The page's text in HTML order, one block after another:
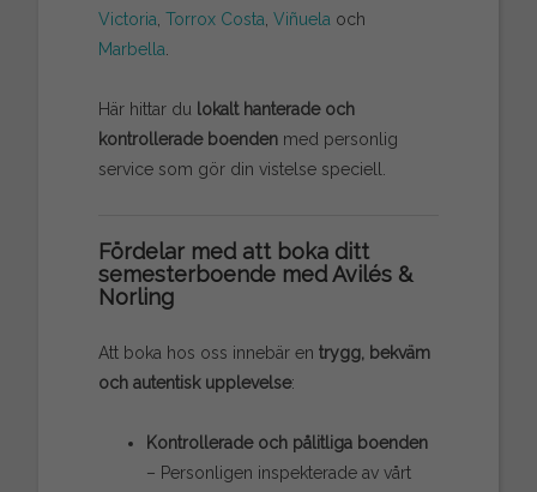
Victoria Torrox Costa Viñuela och
Marbella
Här hittar du lokalt hanterade och
kontrollerade boendenmed personlig
service som gör din vistelse speciell.
Fördelar med att boka ditt
semesterboende med Avilés &
Norling
Att boka hos oss innebär en trygg, bekväm
och autentisk upplevelse:
Kontrollerade och pålitliga boenden
– Personligen inspekterade av vårt